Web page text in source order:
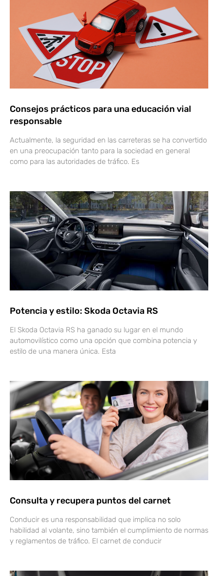
Consejos prácticos para una educación vial
responsable
Actualmente, la seguridad en las carreteras se ha convertido
en una preocupación tanto para la sociedad en general
como para las autoridades de tráfico. Es
Potencia y estilo: Skoda Octavia RS
El Skoda Octavia RS ha ganado su lugar en el mundo
automovilístico como una opción que combina potencia y
estilo de una manera única. Esta
Consulta y recupera puntos del carnet
Conducir es una responsabilidad que implica no solo
habilidad al volante, sino también el cumplimiento de normas
y reglamentos de tráfico. El carnet de conducir